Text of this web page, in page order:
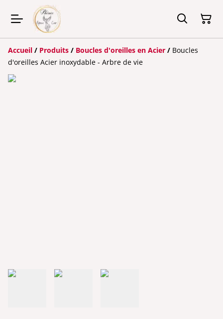
Accueil / Produits / Boucles d'oreilles en Acier / Boucles
d'oreilles Acier inoxydable - Arbre de vie